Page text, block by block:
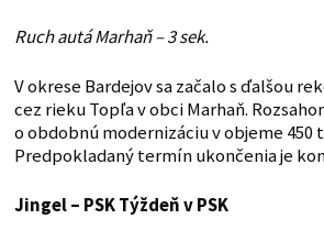
Ruch autá Marhaň – 3 sek.
V okrese Bardejov sa začalo s ďalšou
cez rieku Topľa v obci Marhaň.
o obdobnú modernizáciu v objeme 450
Predpokladaný termín ukončenia je
Jingel – PSK Týždeň v PSK